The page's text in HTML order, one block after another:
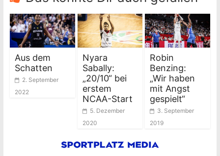
Aus dem
Schatten
2. September
2022
Nyara
Sabally:
„20/10“ bei
erstem
NCAA-Start
5. Dezember
2020
Robin
Benzing:
„Wir haben
mit Angst
gespielt“
3. September
2019